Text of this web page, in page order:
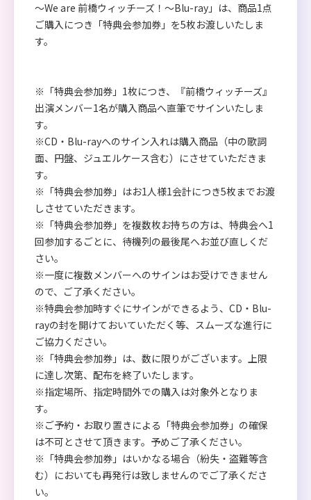
～We are 前橋ウィッチーズ！～Blu-ray」は、商品1点
ご購入につき「特典会参加券」を5枚お渡しいたしま
す。
※「特典会参加券」1枚につき、『前橋ウィッチーズ』
出演メンバー1名が購入商品へ直筆でサインいたしま
す。
※CD・Blu-rayへのサイン入れは購入商品（中の歌詞
面、円盤、ジュエルケース含む）にさせていただきま
す。
※「特典会参加券」はお1人様1会計につき5枚までお渡
しさせていただきます。
※「特典会参加券」を複数枚お持ちの方は、特典会へ1
回参加するごとに、待機列の最後尾へお並び直しくだ
さい。
※一度に複数メンバーへのサインはお受けできません
ので、ご了承ください。
※特典会参加時すぐにサインができるよう、CD・Blu-
rayの封を開けておいていただく等、スムーズな進行に
ご協力ください。
※「特典会参加券」は、数に限りがございます。上限
に達し次第、配布を終了いたします。
※指定場所、指定時間外での購入は対象外となりま
す。
※ご予約・お取り置きによる「特典会参加券」の確保
は不可とさせて頂きます。予めご了承ください。
※「特典会参加券」はいかなる場合（紛失・盗難等含
む）においても再発行は致しませんのでご了承くださ
い。